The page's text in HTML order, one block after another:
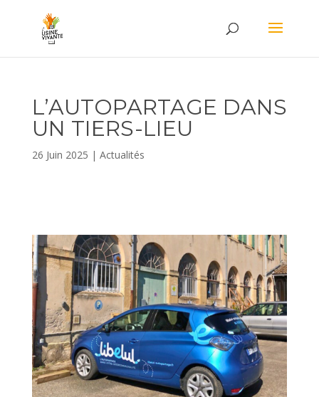
L’AUTOPARTAGE DANS
UN TIERS-LIEU
26 Juin 2025 | Actualités